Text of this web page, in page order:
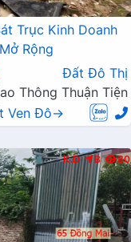
Trục Kinh Doanh
Rộng
Đất Đô Thị
Thông Thuận Tiện
Ven Đô→
K.D B 80